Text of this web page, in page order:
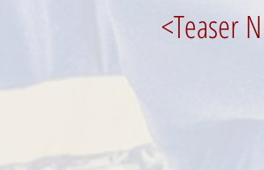
<Teaser